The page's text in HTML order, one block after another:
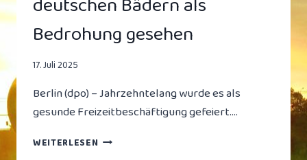
Bedrohung gesehen
17. Juli 2025
Berlin (dpo) – Jahrzehntelang wurde es als
gesunde Freizeitbeschäftigung gefeiert….
WEITERLESEN STUDIE